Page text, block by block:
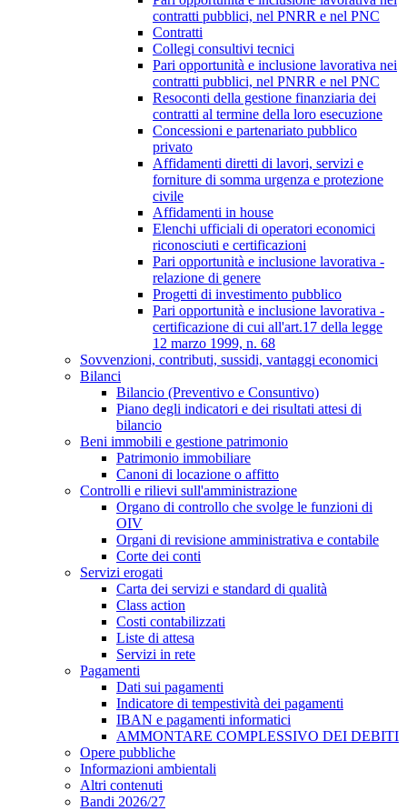
contratti pubblici, nel PNRR e nel PNC
Contratti
Collegi consultivi tecnici
Pari opportunità e inclusione lavorativa nei
contratti pubblici, nel PNRR e nel PNC
Resoconti della gestione finanziaria dei
contratti al termine della loro esecuzione
Concessioni e partenariato pubblico
privato
Affidamenti diretti di lavori, servizi e
forniture di somma urgenza e protezione
civile
Affidamenti in house
Elenchi ufficiali di operatori economici
riconosciuti e certificazioni
Pari opportunità e inclusione lavorativa -
relazione di genere
Progetti di investimento pubblico
Pari opportunità e inclusione lavorativa -
certificazione di cui all'art.17 della legge
12 marzo 1999, n. 68
Sovvenzioni, contributi, sussidi, vantaggi economici
Bilanci
Bilancio (Preventivo e Consuntivo)
Piano degli indicatori e dei risultati attesi di
bilancio
Beni immobili e gestione patrimonio
Patrimonio immobiliare
Canoni di locazione o affitto
Controlli e rilievi sull'amministrazione
Organo di controllo che svolge le funzioni di
OIV
Organi di revisione amministrativa e contabile
Corte dei conti
Servizi erogati
Carta dei servizi e standard di qualità
Class action
Costi contabilizzati
Liste di attesa
Servizi in rete
Pagamenti
Dati sui pagamenti
Indicatore di tempestività dei pagamenti
IBAN e pagamenti informatici
AMMONTARE COMPLESSIVO DEI DEBITI
Opere pubbliche
Informazioni ambientali
Altri contenuti
Bandi 2026/27